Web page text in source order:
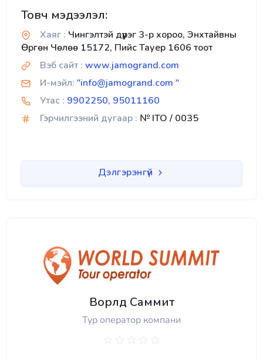
Товч мэдээлэл:
Хаяг : Чингэлтэй дүүрэг 3-р хороо, Энхтайвны
Өргөн Чөлөө 15172, Пийс Тауер 1606 тоот
Вэб сайт : www.jamogrand.com
И-мэйл: "info@jamogrand.com "
Утас : 9902250, 95011160
Гэрчилгээний дугаар : № ITO / 0035
Дэлгэрэнгүй
Ворлд Саммит
Тур оператор компани